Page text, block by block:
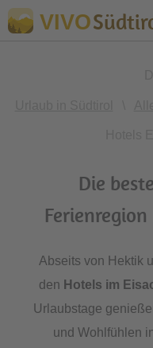
VIVO
Die
Abseits von Hektik
den Hotels im
Urlaubstage
und Wohlfühlen